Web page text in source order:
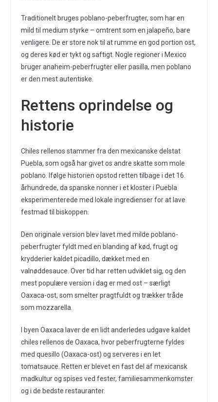
Traditionelt bruges poblano-peberfrugter, som har en
mild til medium styrke – omtrent som en jalapeño, bare
venligere. De er store nok til at rumme en god portion ost,
og deres kød er tykt og saftigt. Nogle regioner i Mexico
bruger anaheim-peberfrugter eller pasilla, men poblano
er den mest autentiske.
Rettens oprindelse og
historie
Chiles rellenos stammer fra den mexicanske delstat
Puebla, som også har givet os andre skatte som mole
poblano. Ifølge historien opstod retten tilbage i det 16.
århundrede, da spanske nonner i et kloster i Puebla
eksperimenterede med lokale ingredienser for at lave
festmad til biskoppen.
Den originale version blev lavet med milde poblano-
peberfrugter fyldt med en blanding af kød, frugt og
krydderier kaldet picadillo, dækket med en
valnøddesauce. Over tid har retten udviklet sig, og den
mest populære version i dag er med ost – særligt
Oaxaca-ost, som smelter pragtfuldt og trækker tråde
som mozzarella.
I byen Oaxaca laver de en lidt anderledes udgave kaldet
chiles rellenos de Oaxaca, hvor peberfrugterne fyldes
med quesillo (Oaxaca-ost) og serveres i en let
tomatsauce. Retten er blevet en fast del af mexicansk
madkultur og spises ved fester, familiesammenkomster
og i de bedste restauranter.